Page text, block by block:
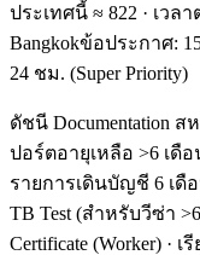
ประเทศนี้ ≈ 822 · เวล
Bangkokข้อประกาศ:
24 ชม. (Super Priority)
ดัชนี Documentation
ปอร์ตอายุเหลือ >6 เดือ
รายการเดินบัญชี 6 เดื
TB Test (สำหรับวีซ่า
Certificate (Worker) ·